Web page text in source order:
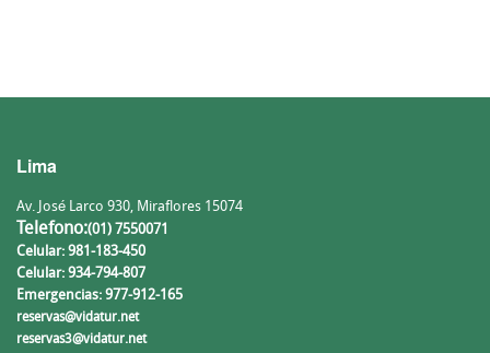
Lima
Av. José Larco 930, Miraflores 15074
Telefono:(01) 7550071
Celular: 981-183-450
Celular: 934-794-807
Emergencias: 977-912-165
reservas@vidatur.net
reservas3@vidatur.net